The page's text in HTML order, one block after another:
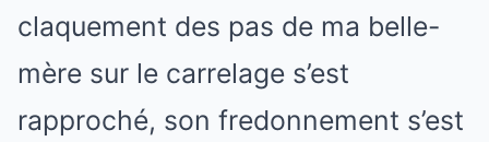
claquement des pas de ma belle-
mère sur le carrelage s’est
rapproché, son fredonnement s’est